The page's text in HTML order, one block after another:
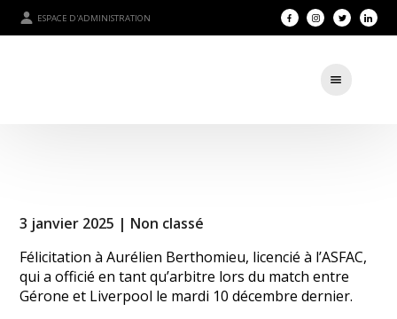
ESPACE D'ADMINISTRATION
3 janvier 2025 | Non classé
Félicitation à Aurélien Berthomieu, licencié à l’ASFAC,
qui a officié en tant qu’arbitre lors du match entre
Gérone et Liverpool le mardi 10 décembre dernier.